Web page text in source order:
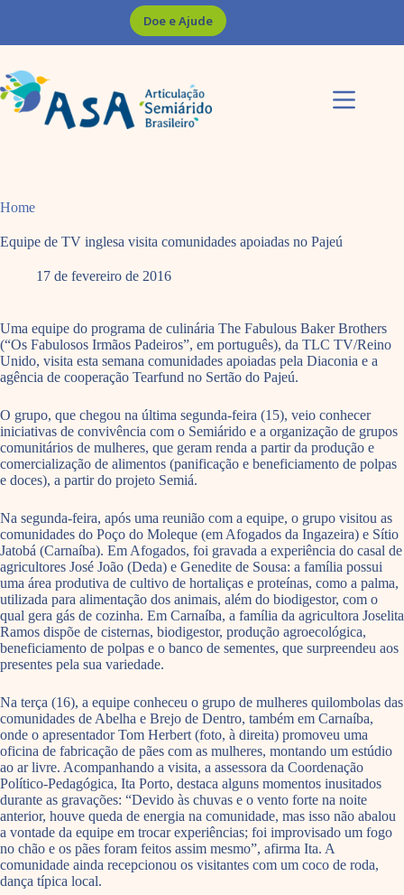
Doe e Ajude
Home
Equipe de TV inglesa visita comunidades apoiadas no Pajeú
17 de fevereiro de 2016
Uma equipe do programa de culinária The Fabulous Baker Brothers
(“Os Fabulosos Irmãos Padeiros”, em português), da TLC TV/Reino
Unido, visita esta semana comunidades apoiadas pela Diaconia e a
agência de cooperação Tearfund no Sertão do Pajeú.
O grupo, que chegou na última segunda-feira (15), veio conhecer
iniciativas de convivência com o Semiárido e a organização de grupos
comunitários de mulheres, que geram renda a partir da produção e
comercialização de alimentos (panificação e beneficiamento de polpas
e doces), a partir do projeto Semiá.
Na segunda-feira, após uma reunião com a equipe, o grupo visitou as
comunidades do Poço do Moleque (em Afogados da Ingazeira) e Sítio
Jatobá (Carnaíba). Em Afogados, foi gravada a experiência do casal de
agricultores José João (Deda) e Genedite de Sousa: a família possui
uma área produtiva de cultivo de hortaliças e proteínas, como a palma,
utilizada para alimentação dos animais, além do biodigestor, com o
qual gera gás de cozinha. Em Carnaíba, a família da agricultora Joselita
Ramos dispõe de cisternas, biodigestor, produção agroecológica,
beneficiamento de polpas e o banco de sementes, que surpreendeu aos
presentes pela sua variedade.
Na terça (16), a equipe conheceu o grupo de mulheres quilombolas das
comunidades de Abelha e Brejo de Dentro, também em Carnaíba,
onde o apresentador Tom Herbert (foto, à direita) promoveu uma
oficina de fabricação de pães com as mulheres, montando um estúdio
ao ar livre. Acompanhando a visita, a assessora da Coordenação
Político-Pedagógica, Ita Porto, destaca alguns momentos inusitados
durante as gravações: “Devido às chuvas e o vento forte na noite
anterior, houve queda de energia na comunidade, mas isso não abalou
a vontade da equipe em trocar experiências; foi improvisado um fogo
no chão e os pães foram feitos assim mesmo”, afirma Ita. A
comunidade ainda recepcionou os visitantes com um coco de roda,
dança típica local.